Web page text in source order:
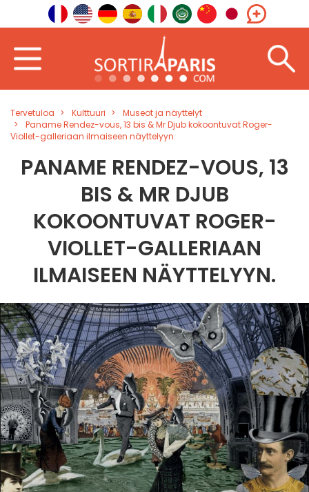
Tervetuloa Kulttuuri
Museot ja näyttelyt
Paname Rendez-vous, 13 bis & Mr Djub kokoontuvat Roger-
Viollet-galleriaan ilmaiseen näyttelyyn.
PANAME RENDEZ-VOUS, 13
BIS & MR DJUB
KOKOONTUVAT ROGER-
VIOLLET-GALLERIAAN
ILMAISEEN NÄYTTELYYN.